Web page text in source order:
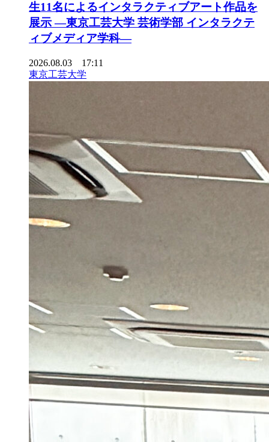
生11名によるインタラクティブアート作品を
展示 ―東京工芸大学 芸術学部 インタラクテ
ィブメディア学科―
2026.08.03 17:11
東京工芸大学